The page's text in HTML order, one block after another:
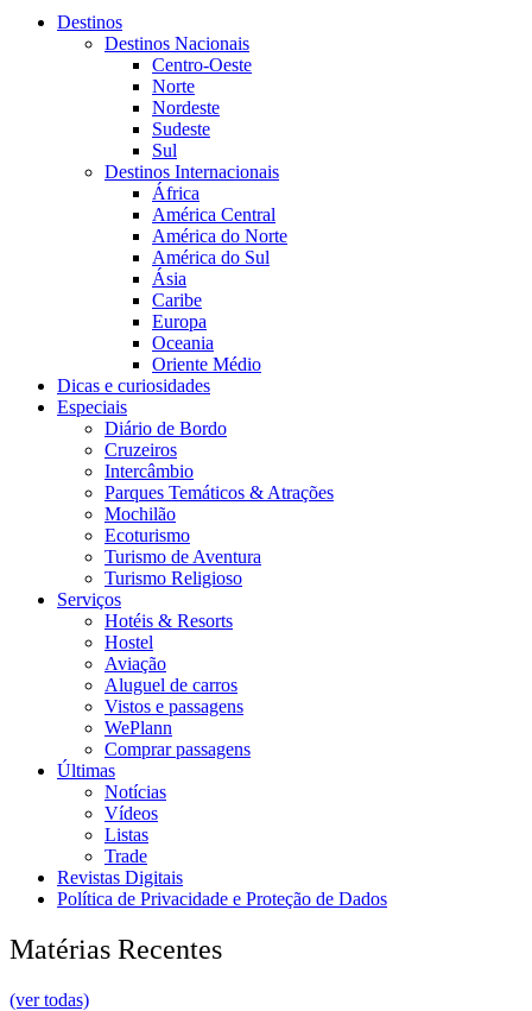
Destinos
Destinos Nacionais
Centro-Oeste
Norte
Nordeste
Sudeste
Sul
Destinos Internacionais
África
América Central
América do Norte
América do Sul
Ásia
Caribe
Europa
Oceania
Oriente Médio
Dicas e curiosidades
Especiais
Diário de Bordo
Cruzeiros
Intercâmbio
Parques Temáticos & Atrações
Mochilão
Ecoturismo
Turismo de Aventura
Turismo Religioso
Serviços
Hotéis & Resorts
Hostel
Aviação
Aluguel de carros
Vistos e passagens
WePlann
Comprar passagens
Últimas
Notícias
Vídeos
Listas
Trade
Revistas Digitais
Política de Privacidade e Proteção de Dados
Matérias Recentes
(ver todas)